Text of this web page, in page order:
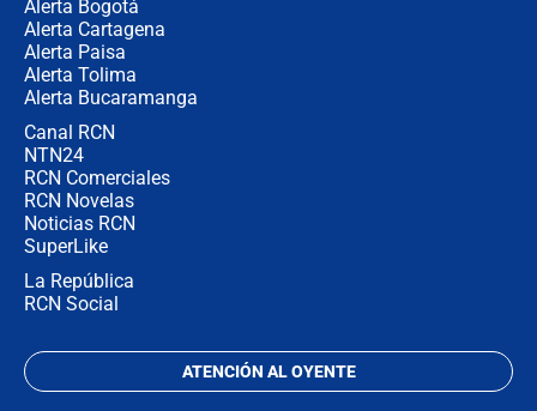
Alerta Bogotá
Alerta Cartagena
Alerta Paisa
Alerta Tolima
Alerta Bucaramanga
Canal RCN
NTN24
RCN Comerciales
RCN Novelas
Noticias RCN
SuperLike
La República
RCN Social
ATENCIÓN AL OYENTE